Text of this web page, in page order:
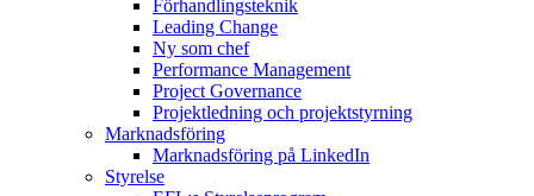
Förhandlingsteknik
Leading Change
Ny som chef
Performance Management
Project Governance
Projektledning och projektstyrning
Marknadsföring
Marknadsföring på LinkedIn
Styrelse